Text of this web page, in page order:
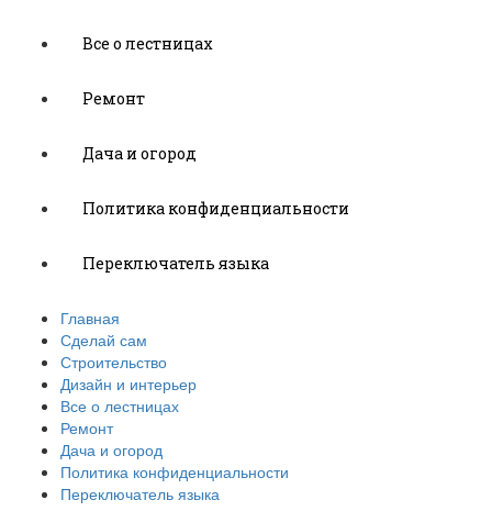
Все о лестницах
Ремонт
Дача и огород
Политика конфиденциальности
Переключатель языка
Главная
Сделай сам
Строительство
Дизайн и интерьер
Все о лестницах
Ремонт
Дача и огород
Политика конфиденциальности
Переключатель языка